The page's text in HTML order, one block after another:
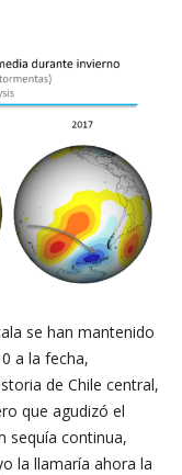
se han mantenido
a la fecha,
de Chile central,
que agudizó el
sequía continua,
la llamaría ahora la